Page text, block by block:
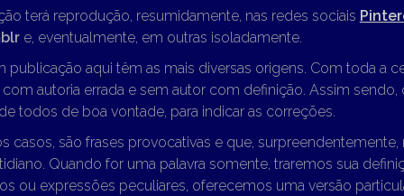
terá reprodução, resumidamente, nas redes sociais
e, eventualmente, em outras isoladamente.
publicação aqui têm as mais diversas origens. Com toda a
com autoria errada e sem autor com definição. Assim
todos de boa vontade, para indicar as correções.
casos, são frases provocativas e que,
Quando for uma palavra somente, traremos sua
ou expressões peculiares, oferecemos uma versão